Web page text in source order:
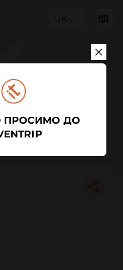
UK
ПРОСИМО ДО